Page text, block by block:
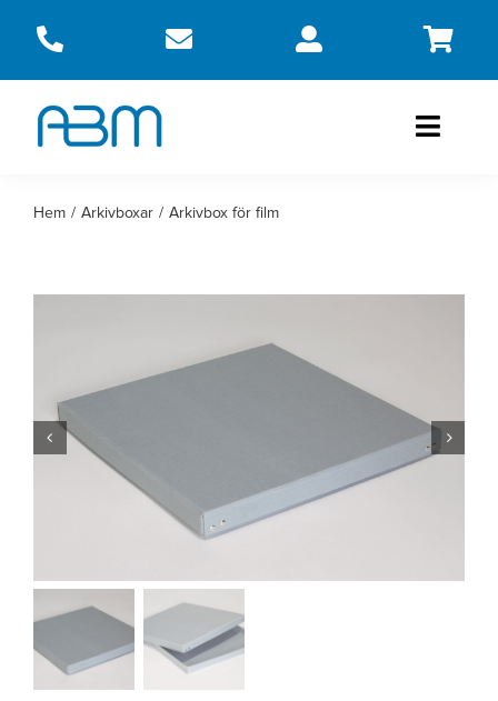
Toggle
Produkter
Webbshop
Hem Arkivboxar Arkivbox för film